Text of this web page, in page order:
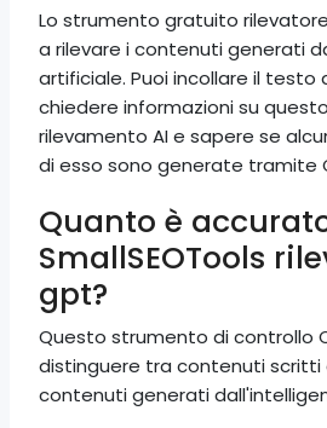
Lo strumento gratuito
a rilevare i contenuti generati
artificiale. Puoi incollare il testo
chiedere informazioni su
rilevamento AI e sapere se
di esso sono generate tramite
Quanto è
SmallSEOTools
gpt?
Questo strumento di controllo
distinguere tra contenuti scritti
contenuti generati